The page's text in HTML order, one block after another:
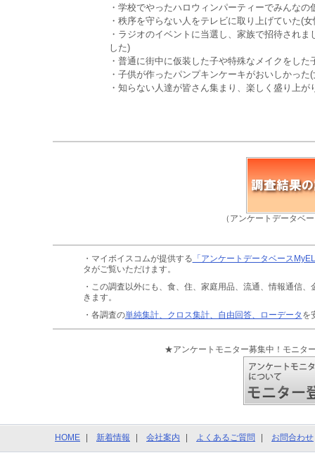
・学校でやったハロウィンパーティーでみんな
・秩序を守らない人をテレビに取り上げていた(
・ラジオのイベントに当選し、家族で招待され
した)
・普通に街中に仮装した子や特殊なメイクをし
・子供が作ったパンプキンケーキがおいしかった
・知らない人達が皆さん集まり、楽しく盛り上
（アンケートデータベ
・マイボイスコムが提供する 「アンケートデータベース
タがご覧いただけます。
・この調査以外にも、食、住、家庭用品、流通、情報通信、
きます。
・各調査の単純集計、クロス集計、自由回答、ローデータ を
★アンケートモニター募集中！モニタ
HOME 新着情報 会社案内 よくあるご質問 お問合わせ